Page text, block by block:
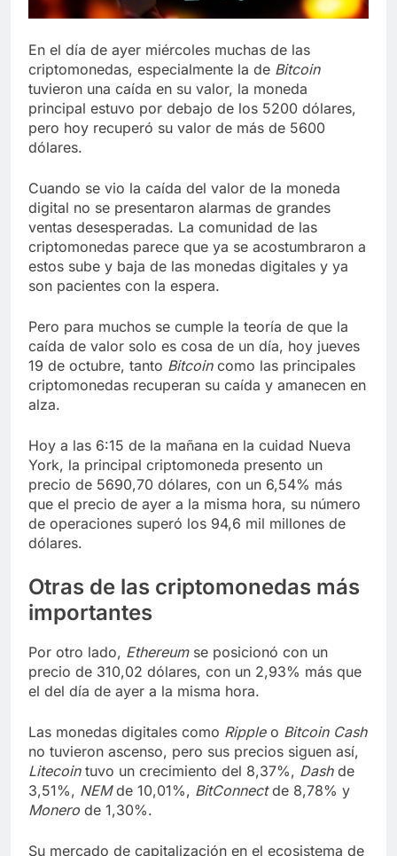
En el día de ayer miércoles muchas de las
criptomonedas, especialmente la de Bitcoin
tuvieron una caída en su valor, la moneda
principal estuvo por debajo de los 5200 dólares,
pero hoy recuperó su valor de más de 5600
dólares.
Cuando se vio la caída del valor de la moneda
digital no se presentaron alarmas de grandes
ventas desesperadas. La comunidad de las
criptomonedas parece que ya se acostumbraron a
estos sube y baja de las monedas digitales y ya
son pacientes con la espera.
Pero para muchos se cumple la teoría de que la
caída de valor solo es cosa de un día, hoy jueves
19 de octubre, tanto Bitcoincomo las principales
criptomonedas recuperan su caída y amanecen en
alza.
Hoy a las 6:15 de la mañana en la cuidad Nueva
York, la principal criptomoneda presento un
precio de 5690,70 dólares, con un 6,54% más
que el precio de ayer a la misma hora, su número
de operaciones superó los 94,6 mil millones de
dólares.
Otras de las criptomonedas más
importantes
Por otro lado, Ethereumse posicionó con un
precio de 310,02 dólares, con un 2,93% más que
el del día de ayer a la misma hora.
Las monedas digitales como Rippleo Bitcoin Cash
no tuvieron ascenso, pero sus precios siguen así,
Litecointuvo un crecimiento del 8,37%, Dashde
3,51%, NEMde 10,01%, BitConnectde 8,78% y
Monero de 1,30%.
Su mercado de capitalización en el ecosistema de